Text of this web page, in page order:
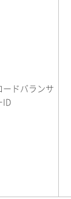
ードバランサ
ID